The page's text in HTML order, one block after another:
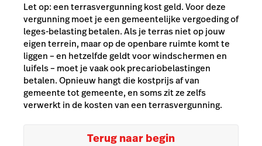
Let op: een terrasvergunning kost geld. Voor deze
vergunning moet je een gemeentelijke vergoeding of
leges-belasting betalen. Als je terras niet op jouw
eigen terrein, maar op de openbare ruimte komt te
liggen – en hetzelfde geldt voor windschermen en
luifels – moet je vaak ook precariobelastingen
betalen. Opnieuw hangt die kostprijs af van
gemeente tot gemeente, en soms zit ze zelfs
verwerkt in de kosten van een terrasvergunning.
Terug naar begin